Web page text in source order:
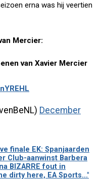
erna was hij veertien
Mercier:
van Xavier Mercier
December
finale EK: Spanjaarden
Club-aanwinst Barbera
BIZARRE fout in
dirty here, EA Sports..."